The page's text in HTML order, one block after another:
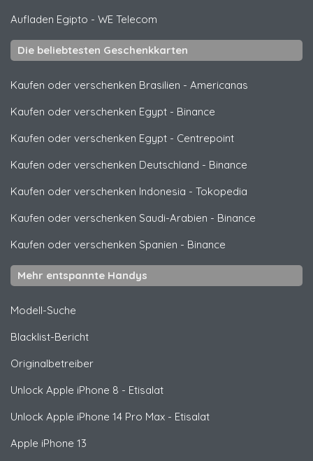
Aufladen Egipto - WE Telecom
Die beliebtesten Geschenkkarten
Kaufen oder verschenken Brasilien - Americanas
Kaufen oder verschenken Egypt - Binance
Kaufen oder verschenken Egypt - Centrepoint
Kaufen oder verschenken Deutschland - Binance
Kaufen oder verschenken Indonesia - Tokopedia
Kaufen oder verschenken Saudi-Arabien - Binance
Kaufen oder verschenken Spanien - Binance
Mehr entspannte Handys
Modell-Suche
Blacklist-Bericht
Originalbetreiber
Unlock Apple iPhone 8 - Etisalat
Unlock Apple iPhone 14 Pro Max - Etisalat
Apple iPhone 13